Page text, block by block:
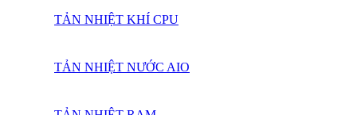
TẢN NHIỆT KHÍ CPU
TẢN NHIỆT NƯỚC AIO